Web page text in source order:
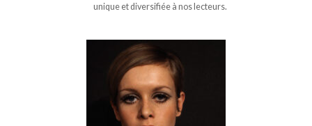
unique et diversifiée à nos lecteurs.